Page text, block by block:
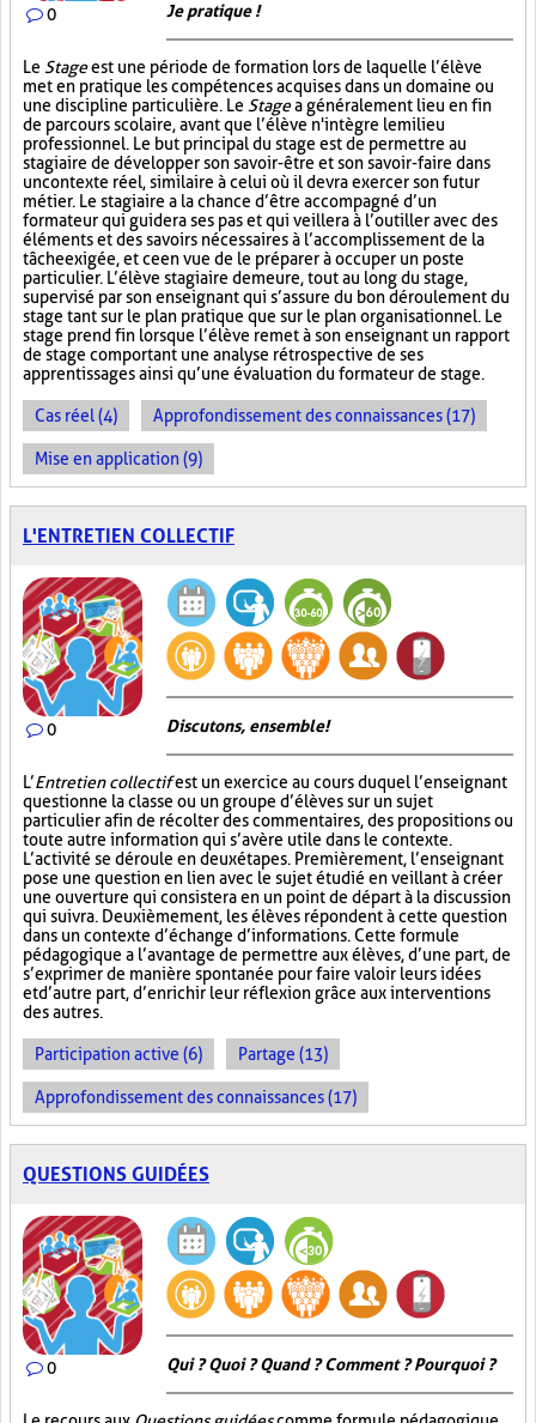
0 Je pratique !
Le Stageest une période de formation lors de laquelle l’élève
met en pratique les compétences acquises dans un domaine ou
une discipline particulière. Le Stagea généralement lieu en fin
de parcours scolaire, avant que l’élève n'intègre le milieu
professionnel. Le but principal du stage est de permettre au
stagiaire de développer son savoir-être et son savoir-faire dans
un contexte réel, similaire à celui où il devra exercer son futur
métier. Le stagiaire a la chance d’être accompagné d’un
formateur qui guidera ses pas et qui veillera à l’outiller avec des
éléments et des savoirs nécessaires à l’accomplissement de la
tâche exigée, et ce en vue de le préparer à occuper un poste
particulier. L’élève stagiaire demeure, tout au long du stage,
supervisé par son enseignant qui s’assure du bon déroulement du
stage tant sur le plan pratique que sur le plan organisationnel. Le
stage prend fin lorsque l’élève remet à son enseignant un rapport
de stage comportant une analyse rétrospective de ses
apprentissages ainsi qu’une évaluation du formateur de stage.
Cas réel (4) Approfondissement des connaissances (17)
Mise en application (9)
L'ENTRETIEN COLLECTIF
0 Discutons, ensemble!
L’Entretien collectifest un exercice au cours duquel l’enseignant
questionne la classe ou un groupe d’élèves sur un sujet
particulier afin de récolter des commentaires, des propositions ou
toute autre information qui s’avère utile dans le contexte.
L’activité se déroule en deux étapes. Premièrement, l’enseignant
pose une question en lien avec le sujet étudié en veillant à créer
une ouverture qui consistera en un point de départ à la discussion
qui suivra. Deuxièmement, les élèves répondent à cette question
dans un contexte d’échange d’informations. Cette formule
pédagogique a l’avantage de permettre aux élèves, d’une part, de
s’exprimer de manière spontanée pour faire valoir leurs idées
et d’autre part, d’enrichir leur réflexion grâce aux interventions
des autres.
Participation active (6) Partage (13)
Approfondissement des connaissances (17)
QUESTIONS GUIDÉES
0 Qui ? Quoi ? Quand ? Comment ? Pourquoi ?